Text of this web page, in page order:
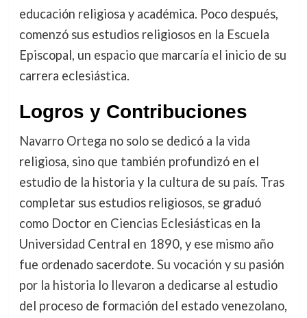
educación religiosa y académica. Poco después,
comenzó sus estudios religiosos en la Escuela
Episcopal, un espacio que marcaría el inicio de su
carrera eclesiástica.
Logros y Contribuciones
Navarro Ortega no solo se dedicó a la vida
religiosa, sino que también profundizó en el
estudio de la historia y la cultura de su país. Tras
completar sus estudios religiosos, se graduó
como Doctor en Ciencias Eclesiásticas en la
Universidad Central en 1890, y ese mismo año
fue ordenado sacerdote. Su vocación y su pasión
por la historia lo llevaron a dedicarse al estudio
del proceso de formación del estado venezolano,